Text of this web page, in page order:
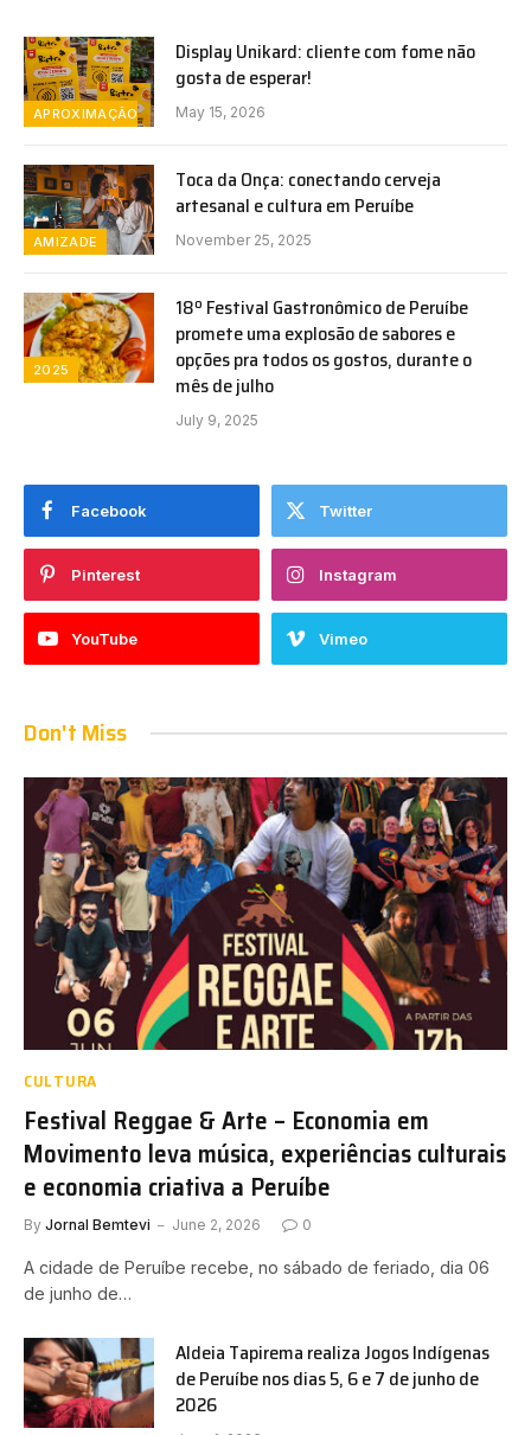
APROXIMAÇÃO
Display Unikard: cliente com fome não
gosta de esperar!
May 15, 2026
AMIZADE
Toca da Onça: conectando cerveja
artesanal e cultura em Peruíbe
November 25, 2025
2025
18º Festival Gastronômico de Peruíbe
promete uma explosão de sabores e
opções pra todos os gostos, durante o
mês de julho
July 9, 2025
Facebook Twitter
Pinterest Instagram
YouTube Vimeo
Don't Miss
CULTURA
Festival Reggae & Arte – Economia em
Movimento leva música, experiências culturais
e economia criativa a Peruíbe
By Jornal Bemtevi June 2, 2026 0
A cidade de Peruíbe recebe, no sábado de feriado, dia 06
de junho de…
Aldeia Tapirema realiza Jogos Indígenas
de Peruíbe nos dias 5, 6 e 7 de junho de
2026